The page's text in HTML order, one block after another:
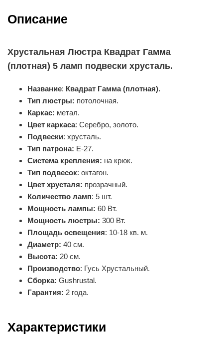
Описание
Хрустальная Люстра Квадрат Гамма
(плотная) 5 ламп подвески хрусталь.
Название: Квадрат Гамма (плотная).
Тип люстры: потолочная.
Каркас: метал.
Цвет каркаса: Серебро, золото.
Подвески: хрусталь.
Тип патрона: Е-27.
Система крепления: на крюк.
Тип подвесок: октагон.
Цвет хрусталя: прозрачный.
Количество ламп: 5 шт.
Мощность лампы: 60 Вт.
Мощность люстры: 300 Вт.
Площадь освещения: 10-18 кв. м.
Диаметр: 40 см.
Высота: 20 см.
Производство: Гусь Хрустальный.
Сборка: Gushrustal.
Гарантия: 2 года.
Характеристики